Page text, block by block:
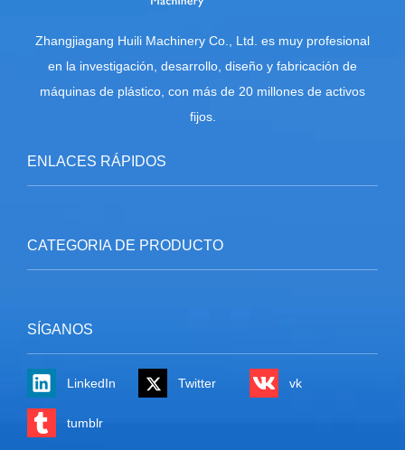
Zhangjiagang Huili Machinery Co., Ltd. es muy profesional
en la investigación, desarrollo, diseño y fabricación de
máquinas de plástico, con más de 20 millones de activos
fijos.
ENLACES RÁPIDOS
CATEGORIA DE PRODUCTO
SÍGANOS
LinkedIn Twitter vk
tumblr